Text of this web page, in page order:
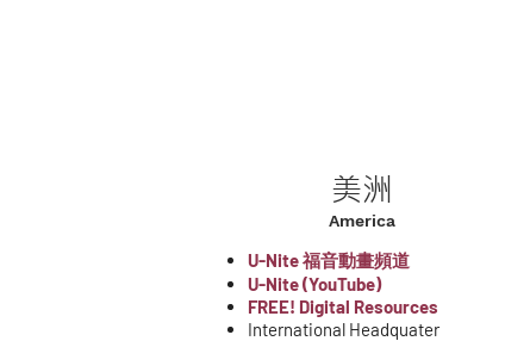
美洲
America
U-Nite 福音動畫頻道
U-Nite (YouTube)
FREE! Digital Resources
International Headquater